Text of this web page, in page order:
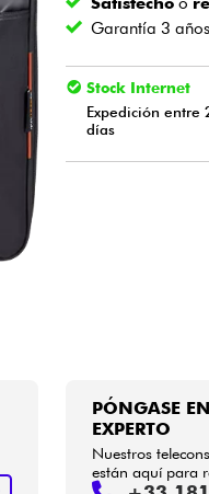
Garantía 3 años
Stock Internet
Expedición entre
días
PÓNGASE
EXPERTO
Nuestros
están aquí para